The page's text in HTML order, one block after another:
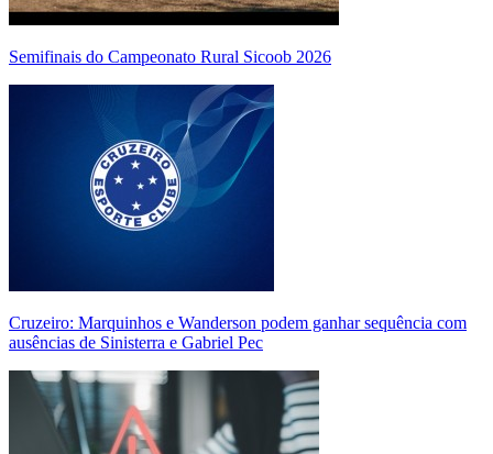
Semifinais do Campeonato Rural Sicoob 2026
Cruzeiro: Marquinhos e Wanderson podem ganhar sequência com
ausências de Sinisterra e Gabriel Pec